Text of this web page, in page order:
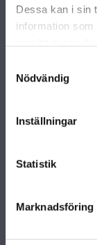
Dessa kan i sin
information
Nödvändig
Inställningar
Statistik
Marknadsföring
FRITIDSHUS
OM
Jobba hos oss
Nyhetsbrev
KONTAKTA
Huvudkontor